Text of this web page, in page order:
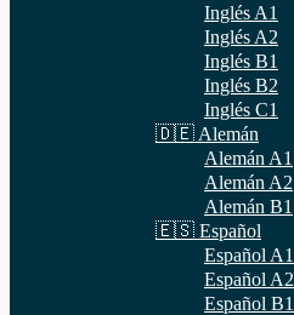
Inglés A1
Inglés A2
Inglés B1
Inglés B2
Inglés C1
🇩🇪 Alemán
Alemán A1
Alemán A2
Alemán B1
🇪🇸 Español
Español A1
Español A2
Español B1